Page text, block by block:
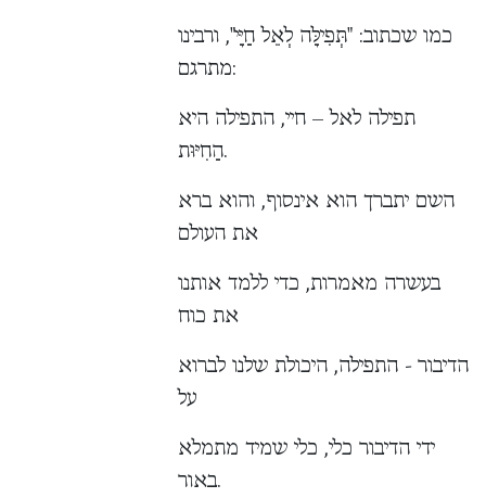
כמו שכתוב: "תְּפִילָּה לְאֵל חַיָּי", ורבינו
מתרגם:
תפילה לאל – חיי, התפילה היא
הַחִיּוּת.
השם יתברך הוא אינסוף, והוא ברא
את העולם
בעשרה מאמרות, כדי ללמד אותנו
את כוח
הדיבור - התפילה, היכולת שלנו לברוא
על
ידי הדיבור כלי, כלי שמיד מתמלא
באור.